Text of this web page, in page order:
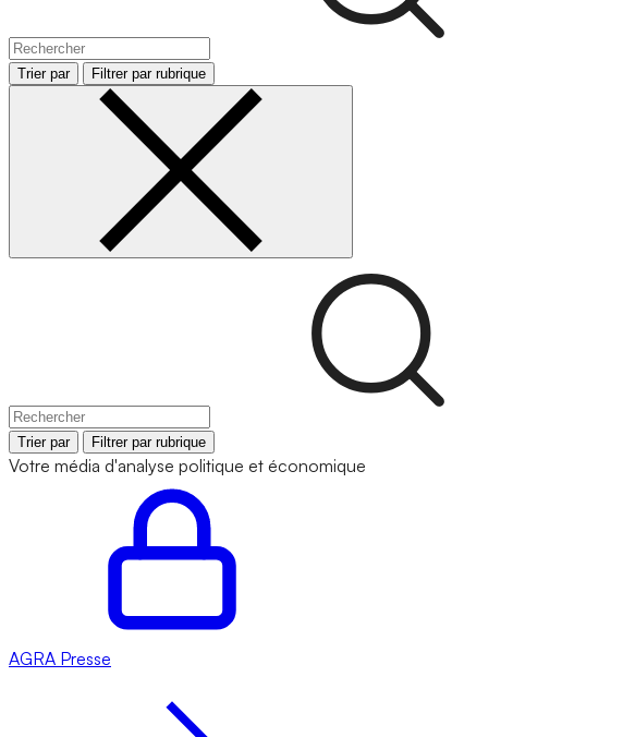
Trier par Filtrer par rubrique
Trier par Filtrer par rubrique
Votre média d'analyse politique et économique
AGRA Presse